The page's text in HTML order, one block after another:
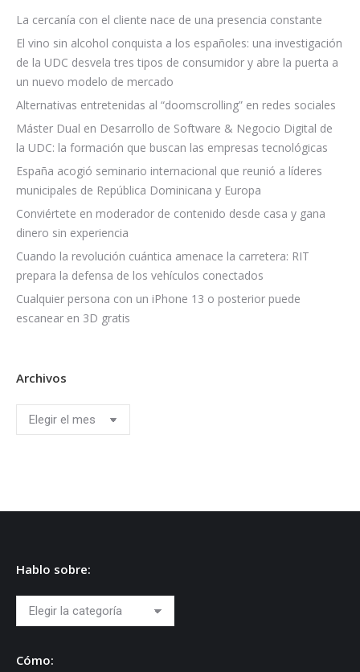
La cercanía con el cliente nace de una presencia constante
El vino sin alcohol conquista a los españoles: una investigación
de la UDC desvela tres tipos de consumidor y abre la puerta a
un nuevo modelo de mercado
Alternativas entretenidas al “doomscrolling” en redes sociales
Máster Dual en Desarrollo de Software & Negocio Digital de
la UDC: la formación que buscan las empresas tecnológicas
España acogió seminario internacional que reunió a líderes
municipales de República Dominicana y Europa
Conviértete en moderador de contenido desde casa y gana
dinero sin experiencia
Cuando la revolución cuántica amenace la carretera: RIT
prepara la defensa de los vehículos conectados
Cualquier persona con un iPhone 13 o posterior puede
escanear en 3D gratis
Archivos
Archivos
Hablo sobre:
Hablo
sobre:
Cómo: